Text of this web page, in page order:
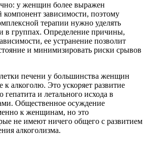
у женщин более выражен
зависимости, поэтому
терапии нужно уделять
в группах. Определение причины,
ее устранение позволит
и минимизировать риски срывов
печени у большинства женщин
алкоголю. Это ускоряет развитие
гепатита и летального исхода в
Общественное осуждение
к женщинам, но это
не имеют ничего общего с развитием
алкоголизма.